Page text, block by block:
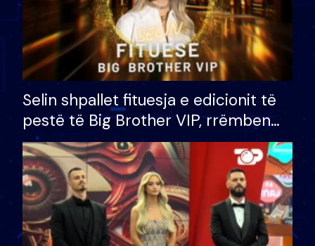
Selin shpallet fituesja e edicionit të
pestë të Big Brother VIP, rrëmben
çmimin e madh prej 100 mijë eurosh